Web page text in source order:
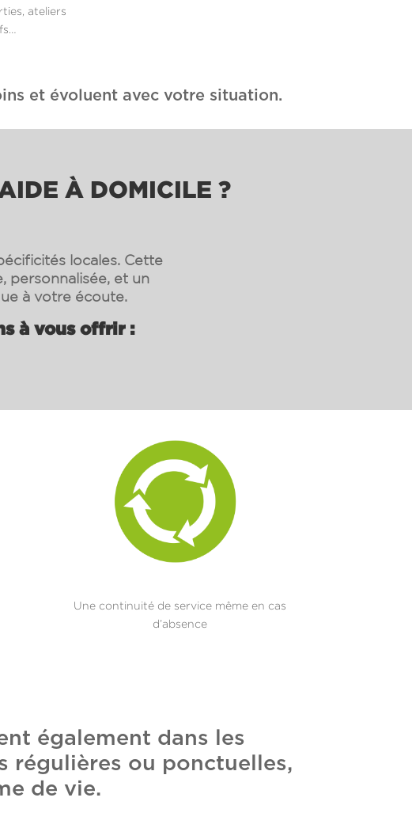
ateliers
et évoluent avec votre situation.
À DOMICILE ?
locales. Cette
personnalisée, et un
à votre écoute.
à vous offrir :
Une continuité de service même en cas
d’absence
également dans les
régulières ou ponctuelles,
de vie.